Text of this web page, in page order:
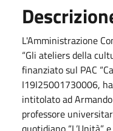
L'Amministrazione
“Gli ateliers della
finanziato sul PAC
I19I25001730006,
intitolato ad
professore